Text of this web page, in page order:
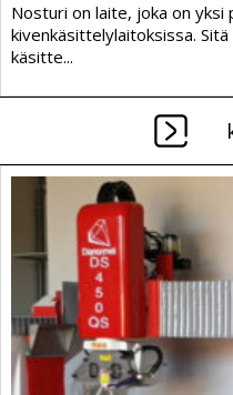
Nosturi on laite, joka on
kivenkäsittelylaitoksissa.
käsitte...